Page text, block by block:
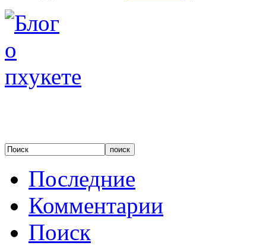
Последние
Комментарии
Поиск